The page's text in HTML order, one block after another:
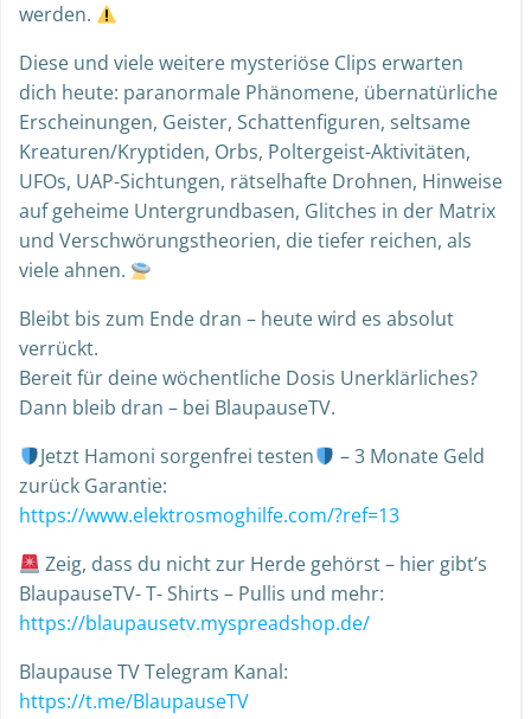
werden.
Diese und viele weitere mysteriöse Clips erwarten
dich heute: paranormale Phänomene, übernatürliche
Erscheinungen, Geister, Schattenfiguren, seltsame
Kreaturen/Kryptiden, Orbs, Poltergeist-Aktivitäten,
UFOs, UAP-Sichtungen, rätselhafte Drohnen, Hinweise
auf geheime Untergrundbasen, Glitches in der Matrix
und Verschwörungstheorien, die tiefer reichen, als
viele ahnen.
Bleibt bis zum Ende dran – heute wird es absolut
verrückt.
Bereit für deine wöchentliche Dosis Unerklärliches?
Dann bleib dran – bei BlaupauseTV.
Jetzt Hamoni sorgenfrei testen
– 3 Monate Geld
zurück Garantie:
https://www.elektrosmoghilfe.com/?ref=13
Zeig, dass du nicht zur Herde gehörst – hier gibt’s
BlaupauseTV- T- Shirts – Pullis und mehr:
https://blaupausetv.myspreadshop.de/
Blaupause TV Telegram Kanal:
https://t.me/BlaupauseTV